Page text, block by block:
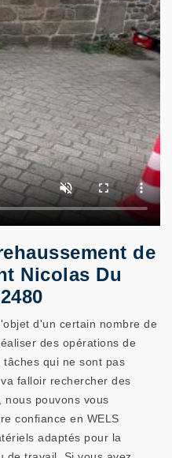
de
Nicolas Du
d'un certain nombre de
des opérations de
qui ne sont pas
falloir rechercher des
nous pouvons vous
confiance en WELS
adaptés pour la